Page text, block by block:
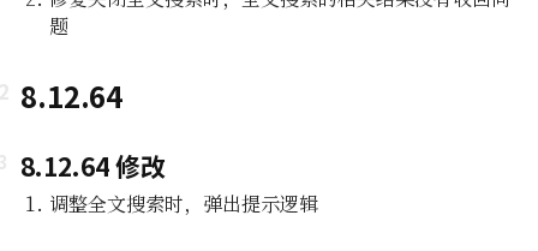
题
8.12.64
8.12.64 修改
调整全文搜索时，弹出提示逻辑